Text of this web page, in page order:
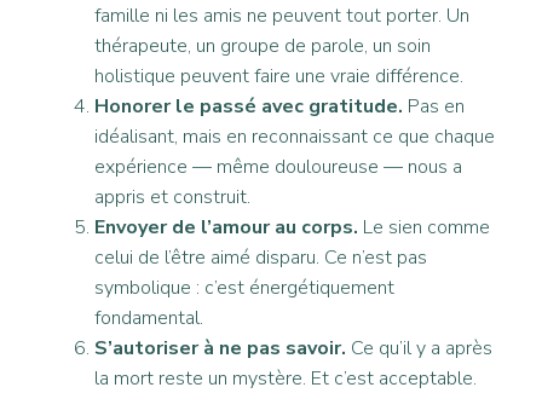
famille ni les amis ne peuvent tout porter. Un
thérapeute, un groupe de parole, un soin
holistique peuvent faire une vraie différence.
Honorer le passé avec gratitude. Pas en
idéalisant, mais en reconnaissant ce que chaque
expérience — même douloureuse — nous a
appris et construit.
Envoyer de l’amour au corps. Le sien comme
celui de l’être aimé disparu. Ce n’est pas
symbolique : c’est énergétiquement
fondamental.
S’autoriser à ne pas savoir. Ce qu’il y a après
la mort reste un mystère. Et c’est acceptable.